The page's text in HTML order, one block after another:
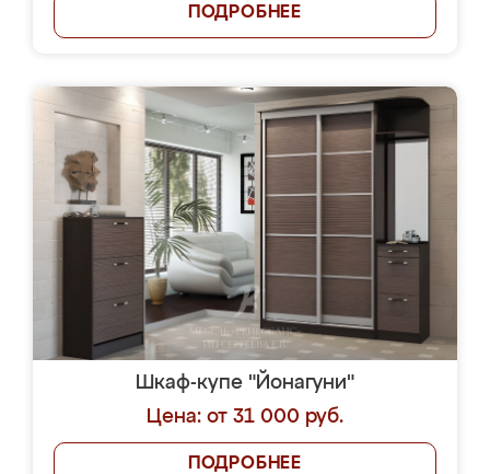
ПОДРОБНЕЕ
Шкаф-купе "Йонагуни"
Цена: от 31 000 руб.
ПОДРОБНЕЕ